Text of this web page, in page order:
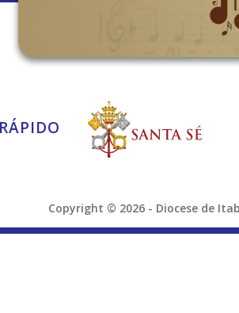
Copyright © 2026 - Diocese de